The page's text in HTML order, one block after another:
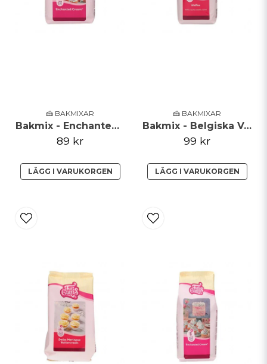
🍰 BAKMIXAR
Bakmix - Enchanted Cream - 450g
89 kr
LÄGG I VARUKORGEN
🍰 BAKMIXAR
Bakmix - Belgiska Våfflor
99 kr
LÄGG I VARUKORGEN
minuter på medelhastighet till en tjock smet. Fyll en
smord bakform. Grädda i 30-40 minuter.
emulgeringsmedel: E475, E471, förtjockningsmedel:
E412.
Denna produkt är: Halal-certifierad, glutenfri.